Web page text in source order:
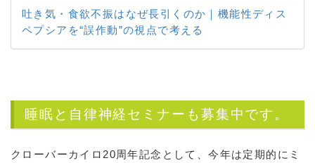
吐き気・食欲不振はなぜ長引くのか｜機能性ディス
ペプシアを“誤作動”の視点で考える
睡眠と自律神経セミナーも募集中です。
クローバーカイロ20周年記念として、今年は定期的にミ